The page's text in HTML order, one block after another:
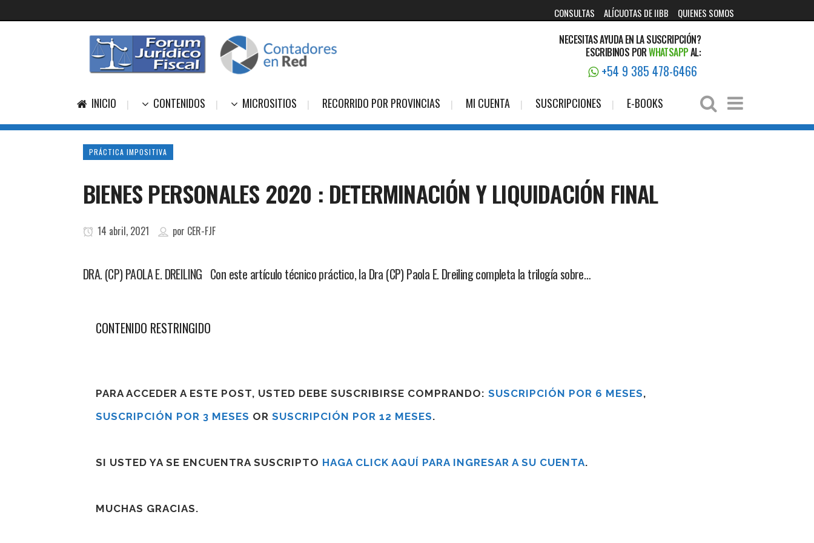
CONSULTAS ALÍCUOTAS DE IIBB QUIENES SOMOS
NECESITAS AYUDA EN LA SUSCRIPCIÓN?
ESCRIBINOS PORWHATSAPPAL:
+54 9 385 478-6466
INICIO CONTENIDOS MICROSITIOS RECORRIDO POR PROVINCIAS MI CUENTA SUSCRIPCIONES E-BOOKS
PRÁCTICA IMPOSITIVA
BIENES PERSONALES 2020 : DETERMINACIÓN Y LIQUIDACIÓN FINAL
14 abril, 2021 por CER-FJF
DRA. (CP) PAOLA E. DREILING Con este artículo técnico práctico, la Dra (CP) Paola E. Dreiling completa la trilogía sobre…
CONTENIDO RESTRINGIDO
PARA ACCEDER A ESTE POST, USTED DEBE SUSCRIBIRSE COMPRANDO: SUSCRIPCIÓN POR 6 MESES,
SUSCRIPCIÓN POR 3 MESES OR SUSCRIPCIÓN POR 12 MESES.
SI USTED YA SE ENCUENTRA SUSCRIPTO HAGA CLICK AQUÍ PARA INGRESAR A SU CUENTA.
MUCHAS GRACIAS.